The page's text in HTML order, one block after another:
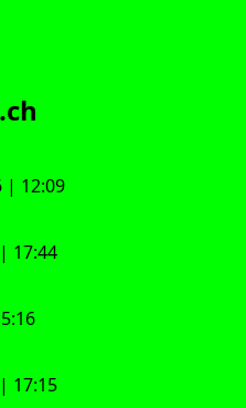
| 12:09
17:44
17:15